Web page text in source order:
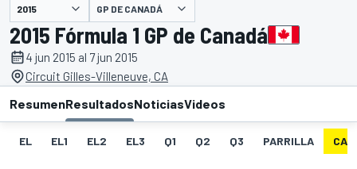
presentado por GP DE CANADÁ
2015 Fórmula 1 GP de Canadá
4 jun 2015 al 7 jun 2015
Circuit Gilles-Villeneuve, CA
ResumenResultadosNoticiasVideos
EL EL1 EL2 EL3 Q1 Q2 Q3 PARRILLA